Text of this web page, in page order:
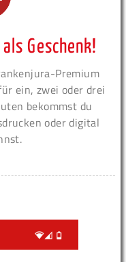
Geschenk!
Premium
ein, zwei oder drei
bekommst du
oder digital